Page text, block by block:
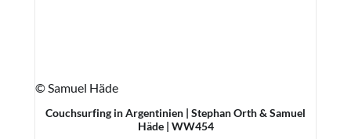
© Samuel Häde
Couchsurfing in Argentinien | Stephan Orth & Samuel
Häde | WW454